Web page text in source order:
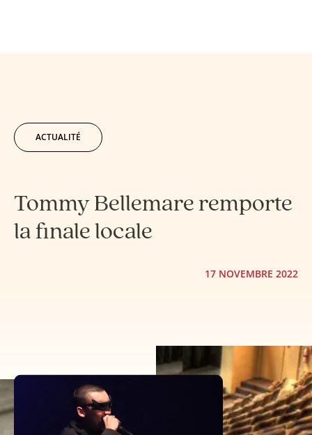
ACTUALITÉ
Tommy Bellemare remporte
la finale locale
17 NOVEMBRE 2022